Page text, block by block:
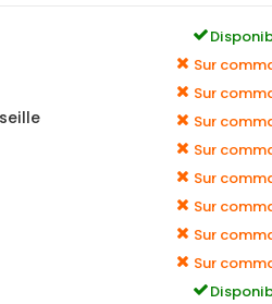
Sur
Sur
Sur
Sur
Sur
Sur
Sur
Sur